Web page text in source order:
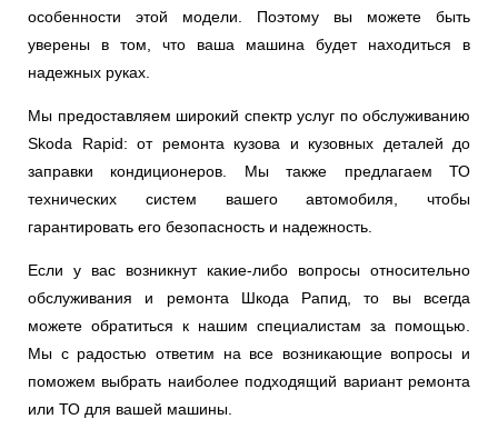
особенности этой модели. Поэтому вы можете быть
уверены в том, что ваша машина будет находиться в
надежных руках.
Мы предоставляем широкий спектр услуг по обслуживанию
Skoda Rapid: от ремонта кузова и кузовных деталей до
заправки кондиционеров. Мы также предлагаем ТО
технических систем вашего автомобиля, чтобы
гарантировать его безопасность и надежность.
Если у вас возникнут какие-либо вопросы относительно
обслуживания и ремонта Шкода Рапид, то вы всегда
можете обратиться к нашим специалистам за помощью.
Мы с радостью ответим на все возникающие вопросы и
поможем выбрать наиболее подходящий вариант ремонта
или ТО для вашей машины.